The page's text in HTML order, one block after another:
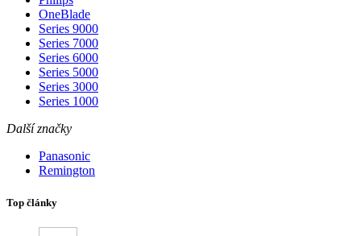
OneBlade
Series 9000
Series 7000
Series 6000
Series 5000
Series 3000
Series 1000
Další značky
Panasonic
Remington
Top články